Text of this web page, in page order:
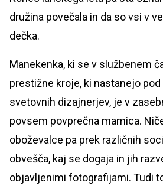
družina povečala in da so vsi v
dečka.
Manekenka, ki se v službenem
prestižne kroje, ki nastanejo
svetovnih dizajnerjev, je v
povsem povprečna mamica.
oboževalce pa prek različnih
obvešča, kaj se dogaja in jih
objavljenimi fotografijami. Tudi